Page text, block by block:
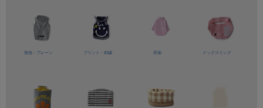
無地・プレーン プリント・刺繍 長袖 ドッグスリング